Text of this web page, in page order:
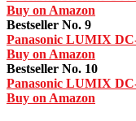
Buy on Amazon
Bestseller No. 9
Panasonic LUMIX
Buy on Amazon
Bestseller No. 10
Panasonic LUMIX
Buy on Amazon